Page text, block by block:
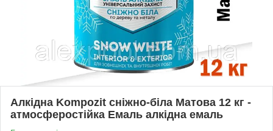
Алкідна Kompozit сніжно-біла Матова 12 кг -
атмосферостійка Емаль алкідна емаль